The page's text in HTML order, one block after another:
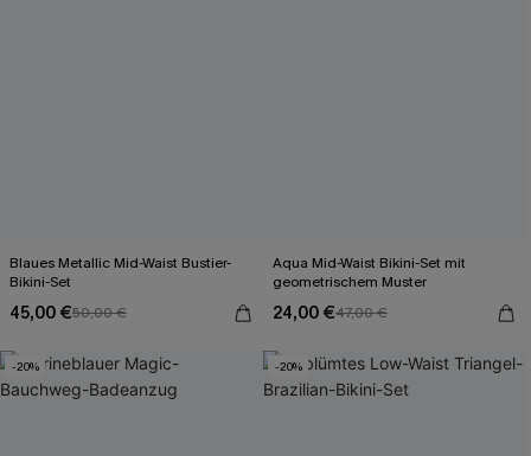
Blaues Metallic Mid-Waist Bustier-
Bikini-Set
45,00 €50,00 €
Aqua Mid-Waist Bikini-Set mit
geometrischem Muster
24,00 €47,00 €
-20% -20%